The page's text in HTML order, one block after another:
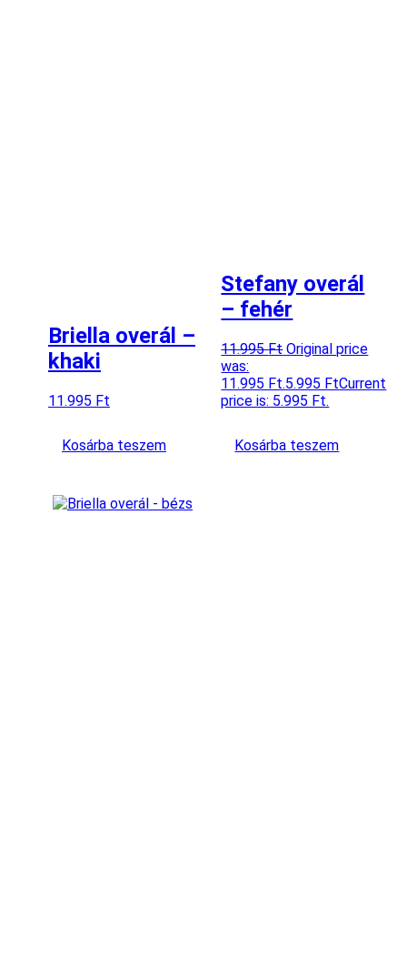
Briella overál –
khaki
11.995 Ft
Kosárba teszem
Stefany overál
– fehér
11.995Ft Original price
was:
11.995 Ft.5.995 FtCurrent
price is: 5.995 Ft.
Kosárba teszem